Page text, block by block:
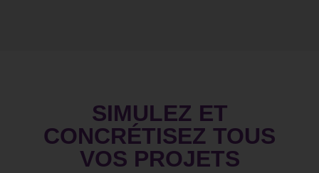
SIMULEZ ET
CONCRÉTISEZ TOUS
VOS PROJETS